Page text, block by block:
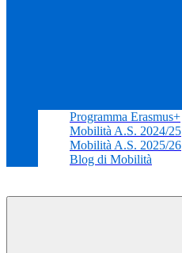
Programma Erasmus+
Mobilità A.S. 2024/25
Mobilità A.S. 2025/26
Blog di Mobilità